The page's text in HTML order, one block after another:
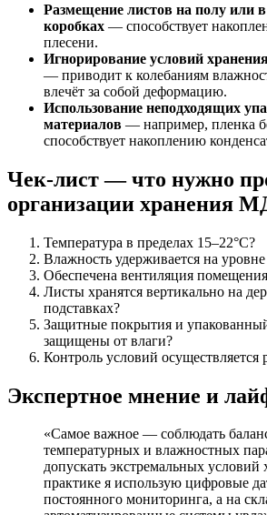
Размещение листов на полу или
коробках — способствует
плесени.
Игнорирование условий
— приводит к колебаниям
влечёт за собой деформацию.
Использование неподходящих
материалов — например, пленка
способствует накоплению
Чек-лист — что нужно
организации хранения
Температура в пределах 15–22°C?
Влажность удерживается на
Обеспечена вентиляция
Листы хранятся вертикально на
подставках?
Защитные покрытия и
защищены от влаги?
Контроль условий осуществляется
Экспертное мнение и
«Самое важное — соблюдать
температурных и влажностных
допускать экстремальных условий
практике я использую цифровые
постоянного мониторинга, а на